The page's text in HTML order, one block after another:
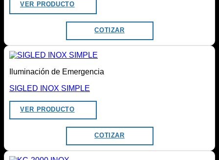
VER PRODUCTO
COTIZAR
Iluminación de Emergencia
SIGLED INOX SIMPLE
VER PRODUCTO
COTIZAR